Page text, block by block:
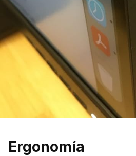
Ergonomía